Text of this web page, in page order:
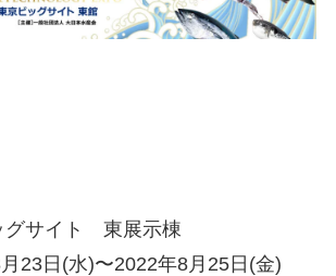
グサイト 東展示棟
23日(水)〜2022年8月25日(金)